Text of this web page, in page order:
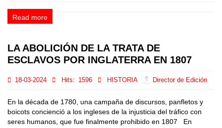
Read more
LA ABOLICIÓN DE LA TRATA DE
ESCLAVOS POR INGLATERRA EN 1807
18-03-2024 Hits: 1596 HISTORIA Director de Edición
En la década de 1780, una campaña de discursos, panfletos y
boicots concienció a los ingleses de la injusticia del tráfico con
seres humanos, que fue finalmente prohibido en 1807 En